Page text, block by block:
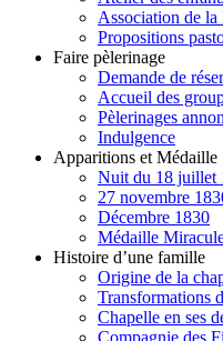
Association de
Propositions
Faire pèlerinage
Demande de
Accueil des
Pèlerinages
Indulgence
Apparitions et Médaille
Nuit du 18 juillet
27 novembre
Décembre 1830
Médaille
Histoire d’une famille
Origine de la
Transformations
Chapelle en ses
Compagnie des